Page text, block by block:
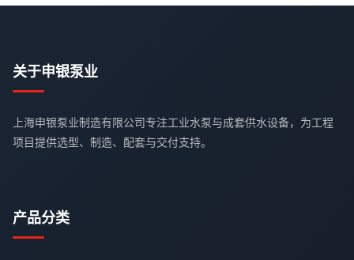
关于申银泵业
上海申银泵业制造有限公司专注工业水泵与成套供水设备，为工程
项目提供选型、制造、配套与交付支持。
产品分类